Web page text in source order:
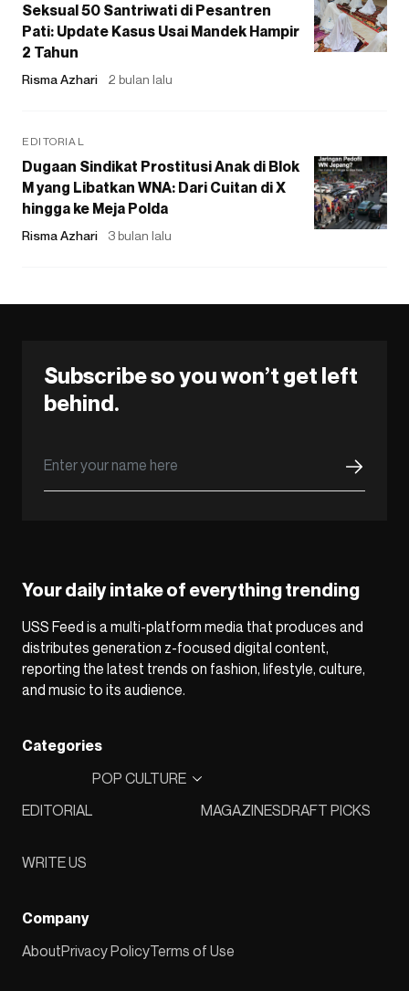
Seksual 50 Santriwati di Pesantren
Pati: Update Kasus Usai Mandek Hampir
2 Tahun
Risma Azhari 2 bulan lalu
EDITORIAL
Dugaan Sindikat Prostitusi Anak di Blok
M yang Libatkan WNA: Dari Cuitan di X
hingga ke Meja Polda
Risma Azhari 3 bulan lalu
Subscribe so you won’t get left
behind.
Your daily intake of everything trending
USS Feed is a multi-platform media that produces and
distributes generation z-focused digital content,
reporting the latest trends on fashion, lifestyle, culture,
and music to its audience.
Categories
EDITORIAL
POP CULTURE
MAGAZINESDRAFT PICKS
WRITE US
Company
AboutPrivacy PolicyTerms of Use